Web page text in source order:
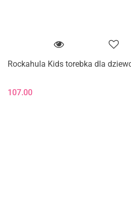
Rockahula Kids torebka dla
107.00